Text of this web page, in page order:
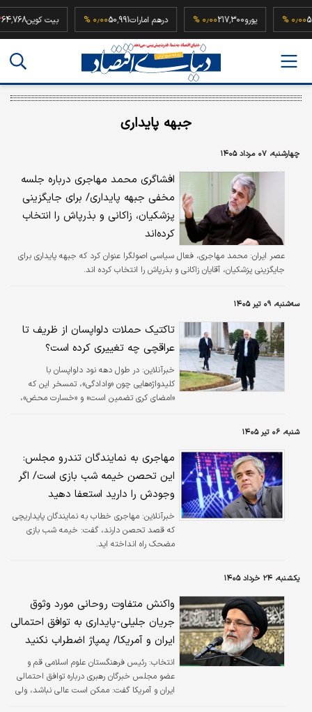
یورو217,300 درهم امارات50,991 بیت کوین
جبهه پایداری
چهارشنبه، ۰۷ مرداد ۱۴۰۵
افشاگری محمد مهاجری درباره جلسه
مخفی جبهه پایداری/ برای جایگزینی
پزشکیان، زاکانی و بذرپاش را انتخاب
کرده‌اند
عصر ایران: محمد مهاجری، فعال سیاسی اصولگرا عنوان کرد که جبهه پایداری برای
جایگزینی پزشکیان، آقایان زاکانی و بذرپاش را انتخاب کرده اند.
سه‌شنبه، ۰۹ تیر ۱۴۰۵
تاکتیک حملات دلواپسان از ظریف تا
عراقچی چه تغییری کرده است؟
خبرآنلاین: در طول دهه نود دلواپسان با
کلیدواژه‌هایی چون «وادادگی»، تمسخر این که
«امضای کری تضمین است» و «خسارت محض»،
دوقطبی‌های ساختگی و انتصاب عباس عراقچی به
عنوان دیپلماتی با سابقه و تکنوکرات، نقاب از چهره
این جریان برداشته است. عراقچی، دیپلماتی است
که از دل نهادهای حاکمیتی برخاسته و پیوندهای
مستحکمی با ساختار پدافندی و نظامی کشور
دارد.
شنبه، ۰۶ تیر ۱۴۰۵
مهاجری به نمایندگان تندرو مجلس:
این تحصن خیمه شب بازی است/ اگر
وجودش را دارید استعفا دهید
خبرآنلاین: مهاجری خطاب به نمایندگان پایداریچی
که قصد تحصن دارند، گفت: خیمه شب بازی
مضحک راه انداخته اید.
یکشنبه، ۲۴ خرداد ۱۴۰۵
واکنش متفاوت روحانی مورد وثوق
جریان جلیلی-پایداری به توافق احتمالی
ایران و آمریکا/ پمپاژ اضطراب نکنید
انتخاب: رئیس فرهنگستان علوم اسلامی قم و
عضو مجلس خبرگان رهبری درباره توافق احتمالی
ایران و آمریکا گفت: ممکن است عالی نباشد، ولی